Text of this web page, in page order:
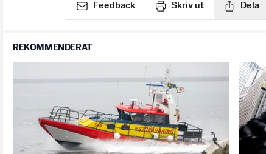
Feedback Skriv ut Dela
REKOMMENDERAT